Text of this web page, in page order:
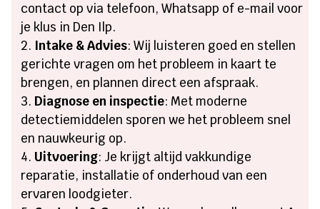
contact op via telefoon, Whatsapp of e-mail voor
je klus in Den Ilp.
Intake & Advies: Wij luisteren goed en stellen
gerichte vragen om het probleem in kaart te
brengen, en plannen direct een afspraak.
Diagnose en inspectie: Met moderne
detectiemiddelen sporen we het probleem snel
en nauwkeurig op.
Uitvoering: Je krijgt altijd vakkundige
reparatie, installatie of onderhoud van een
ervaren loodgieter.